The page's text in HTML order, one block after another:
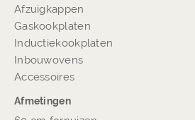
Afzuigkappen
Gaskookplaten
Inductiekookplaten
Inbouwovens
Accessoires
Afmetingen